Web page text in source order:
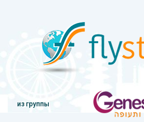
из группы